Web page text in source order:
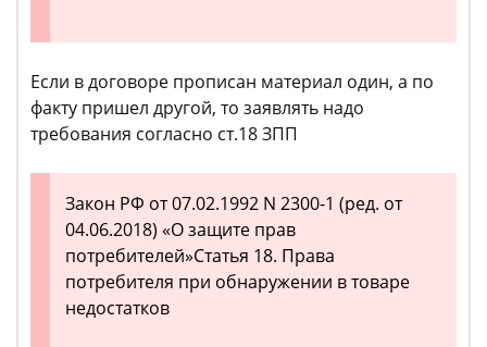
Если в договоре прописан материал один, а по
факту пришел другой, то заявлять надо
требования согласно ст.18 ЗПП
Закон РФ от 07.02.1992 N 2300-1 (ред. от
04.06.2018) «О защите прав
потребителей»Статья 18. Права
потребителя при обнаружении в товаре
недостатков